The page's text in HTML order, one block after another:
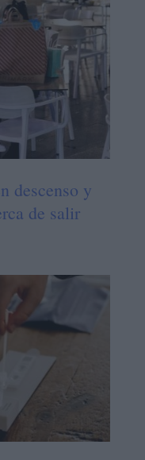
descenso y
de salir